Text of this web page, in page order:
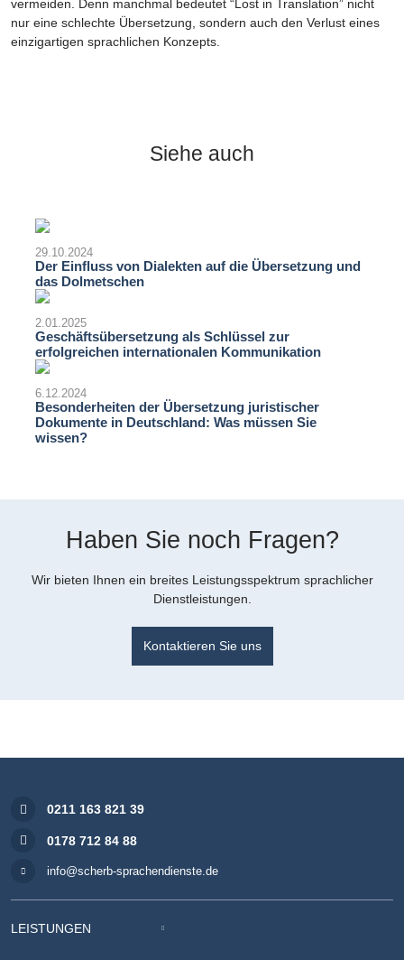
vermeiden. Denn manchmal bedeutet “Lost in Translation” nicht
nur eine schlechte Übersetzung, sondern auch den Verlust eines
einzigartigen sprachlichen Konzepts.
Siehe auch
29.10.2024
Der Einfluss von Dialekten auf die Übersetzung und
das Dolmetschen
2.01.2025
Geschäftsübersetzung als Schlüssel zur
erfolgreichen internationalen Kommunikation
6.12.2024
Besonderheiten der Übersetzung juristischer
Dokumente in Deutschland: Was müssen Sie
wissen?
Haben Sie noch Fragen?
Wir bieten Ihnen ein breites Leistungsspektrum sprachlicher
Dienstleistungen.
Kontaktieren Sie uns
0211 163 821 39
0178 712 84 88
info@scherb-sprachendienste.de
LEISTUNGEN